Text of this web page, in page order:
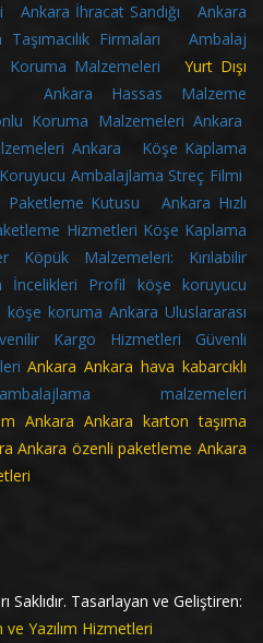
Ankara İhracat Sandığı
Ankara
Firmaları
Ambalaj
Koruma Malzemeleri Yurt Dışı
Ankara Hassas Malzeme
Koruma Malzemeleri Ankara
Ankara
Köşe Kaplama
Ambalajlama Streç Filmi
Paketleme Kutusu
Ankara Hızlı
Hizmetleri Köşe Kaplama
Köpük Malzemeleri: Kırılabilir
İncelikleri
Profil köşe koruyucu
köşe koruma Ankara Uluslararası
Kargo Hizmetleri
Güvenli
Ankara Ankara hava kabarcıklı
ambalajlama malzemeleri
Ankara Ankara karton taşıma
Ankara özenli paketleme Ankara
Saklıdır. Tasarlayan ve Geliştiren:
Yazılım Hizmetleri